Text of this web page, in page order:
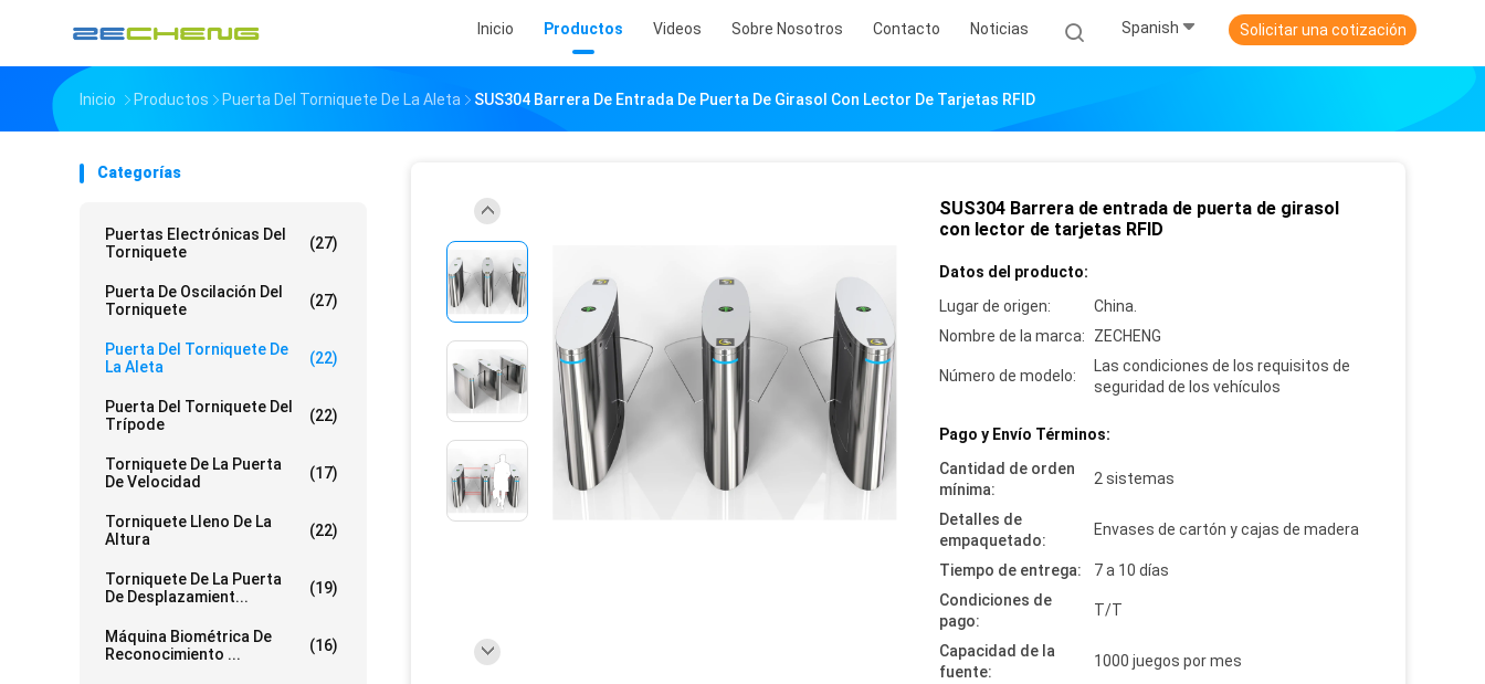
Inicio Productos Videos Sobre Nosotros Contacto Noticias Spanish Solicitar una cotización
Inicio Productos Puerta Del Torniquete De La Aleta SUS304 Barrera De Entrada De Puerta De Girasol Con Lector De Tarjetas RFID
Categorías
Puertas Electrónicas Del
Torniquete
(27)
Puerta De Oscilación Del
Torniquete
(27)
Puerta Del Torniquete De
La Aleta
(22)
Puerta Del Torniquete Del
Trípode
(22)
Torniquete De La Puerta
De Velocidad
(17)
Torniquete Lleno De La
Altura
(22)
Torniquete De La Puerta
De Desplazamient...
(19)
Máquina Biométrica De
Reconocimiento ...
(16)
SUS304 Barrera de entrada de puerta de girasol
con lector de tarjetas RFID
Datos del producto:
Lugar de origen:
China.
Nombre de la marca:
ZECHENG
Número de modelo:
Las condiciones de los requisitos de
seguridad de los vehículos
Pago y Envío Términos:
Cantidad de orden
mínima:
2 sistemas
Detalles de
empaquetado:
Envases de cartón y cajas de madera
Tiempo de entrega:
7 a 10 días
Condiciones de
pago:
T/T
Capacidad de la
fuente:
1000 juegos por mes